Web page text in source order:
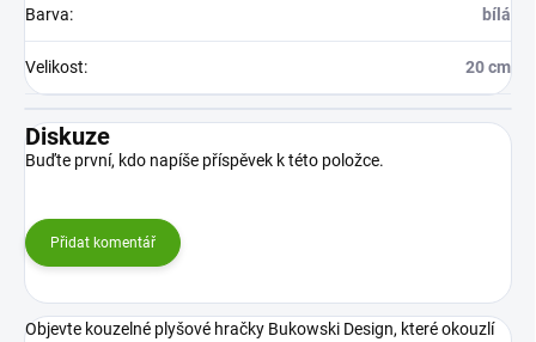
Barva: bílá
Velikost: 20 cm
Diskuze
Buďte první, kdo napíše příspěvek k této položce.
Přidat komentář
Objevte kouzelné plyšové hračky Bukowski Design, které okouzlí